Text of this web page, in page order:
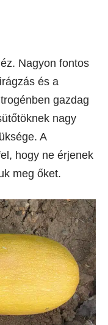
Nagyon fontos
és a
gazdag
nagy
A
hogy ne érjenek
meg őket.